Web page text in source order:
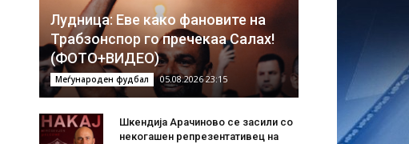
Лудница: Еве како фановите на
Трабзонспор го пречекаа Салах!
(ФОТО+ВИДЕО)
Меѓународен фудбал 05.08.2026 23:15
Шкендија Арачиново се засили со
некогашен репрезентативец на